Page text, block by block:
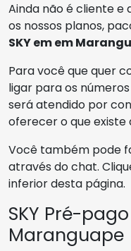
Ainda não é cliente e
os nossos planos,
SKY em em
Para você que quer
ligar para os
será atendido por
oferecer o que existe
Você também pode
através do chat.
inferior desta página.
SKY Pré-
Maranguape